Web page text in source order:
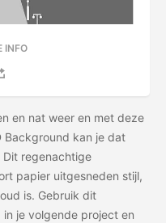
INFO
en nat weer en met deze
Background kan je dat
regenachtige
papier uitgesneden stijl,
is. Gebruik dit
je volgende project en